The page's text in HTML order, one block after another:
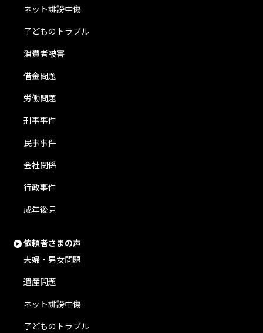
ネット誹謗中傷
子どものトラブル
消費者被害
借金問題
労働問題
刑事事件
民事事件
会社関係
行政事件
成年後見
依頼者さまの声
夫婦・男女問題
遺産問題
ネット誹謗中傷
子どものトラブル